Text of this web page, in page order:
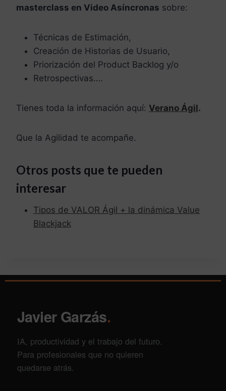
masterclass en Video Asíncronas sobre:
Técnicas de Estimación,
Creación de Historias de Usuario,
Priorización del Product Backlog y/o
Retrospectivas….
Tienes toda la información aquí: Verano Ágil.
Que la Agilidad te acompañe.
Otros posts que te pueden
interesar
Tipos de VALOR Ágil + la dinámica Value
Blackjack
Javier Garzás.
IA, productividad y el trabajo del futuro.
Para profesionales que no quieren
quedarse atrás.